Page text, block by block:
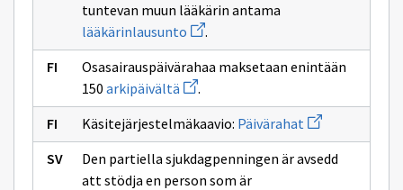
tuntevan muun lääkärin antama
lääkärinlausunto Avaa
uuden
ikkunan
sivulle
lääkärinlausunto
.
Osasairauspäivärahaa maksetaan enintään
150 arkipäivältä Avaa
uuden
ikkunan
sivulle
arkipäivältä
.
Käsitejärjestelmäkaavio: Päivärahat Avaa
uuden
ikkunan
sivulle
Den partiella sjukdagpenningen är avsedd
att stödja en person som är